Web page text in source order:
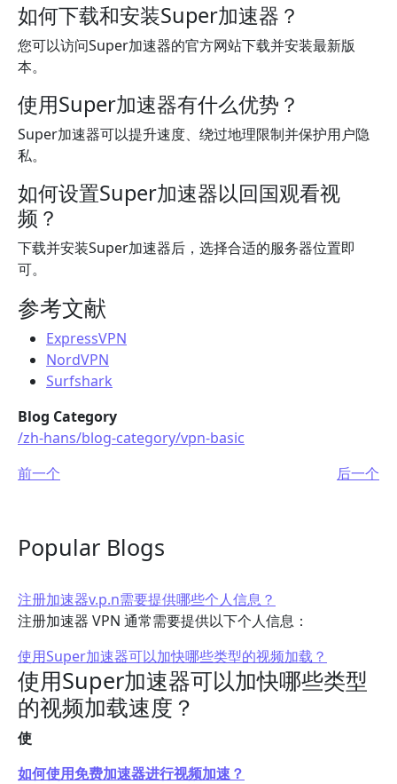
如何下载和安装Super加速器？
您可以访问Super加速器的官方网站下载并安装最新版
本。
使用Super加速器有什么优势？
Super加速器可以提升速度、绕过地理限制并保护用户隐
私。
如何设置Super加速器以回国观看视
频？
下载并安装Super加速器后，选择合适的服务器位置即
可。
参考文献
ExpressVPN
NordVPN
Surfshark
Blog Category
/zh-hans/blog-category/vpn-basic
前一个
后一个
Popular Blogs
注册加速器v.p.n需要提供哪些个人信息？
注册加速器 VPN 通常需要提供以下个人信息：
使用Super加速器可以加快哪些类型的视频加载？
使用Super加速器可以加快哪些类型
的视频加载速度？
使
如何使用免费加速器进行视频加速？